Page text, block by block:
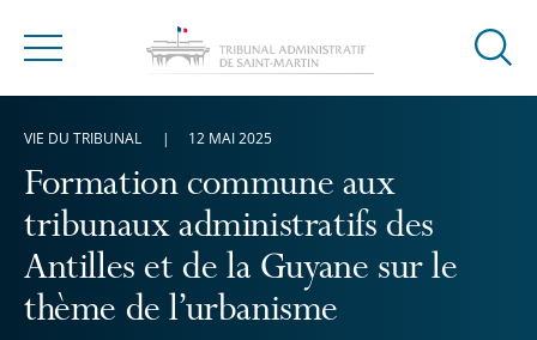
Menu
Ouvrir
Formation commune aux
tribunaux administratifs des
Antilles et de la Guyane sur le
thème de l’urbanisme
VIE DU TRIBUNAL 12 MAI 2025